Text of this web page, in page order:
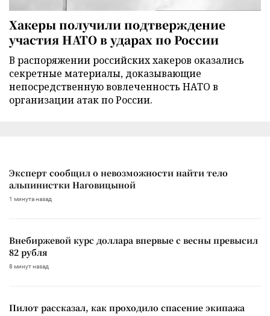
Хакеры получили подтверждение
участия НАТО в ударах по России
В распоряжении российских хакеров оказались
секретные материалы, доказывающие
непосредственную вовлеченность НАТО в
организации атак по России.
Эксперт сообщил о невозможности найти тело
альпинистки Наговицыной
1 минута назад
Внебиржевой курс доллара впервые с весны превысил
82 рубля
8 минут назад
Пилот рассказал, как проходило спасение экипажа